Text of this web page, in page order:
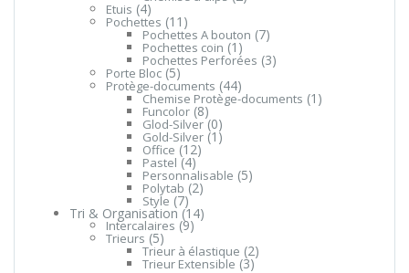
Etuis (4)
Pochettes (11)
Pochettes A bouton (7)
Pochettes coin (1)
Pochettes Perforées (3)
Porte Bloc (5)
Protège-documents (44)
Chemise Protège-documents (1)
Funcolor (8)
Glod-Silver (0)
Gold-Silver (1)
Office (12)
Pastel (4)
Personnalisable (5)
Polytab (2)
Style (7)
Tri & Organisation (14)
Intercalaires (9)
Trieurs (5)
Trieur à élastique (2)
Trieur Extensible (3)